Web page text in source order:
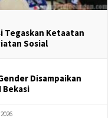
Tegaskan Ketaatan
Sosial
Disampaikan
Bekasi